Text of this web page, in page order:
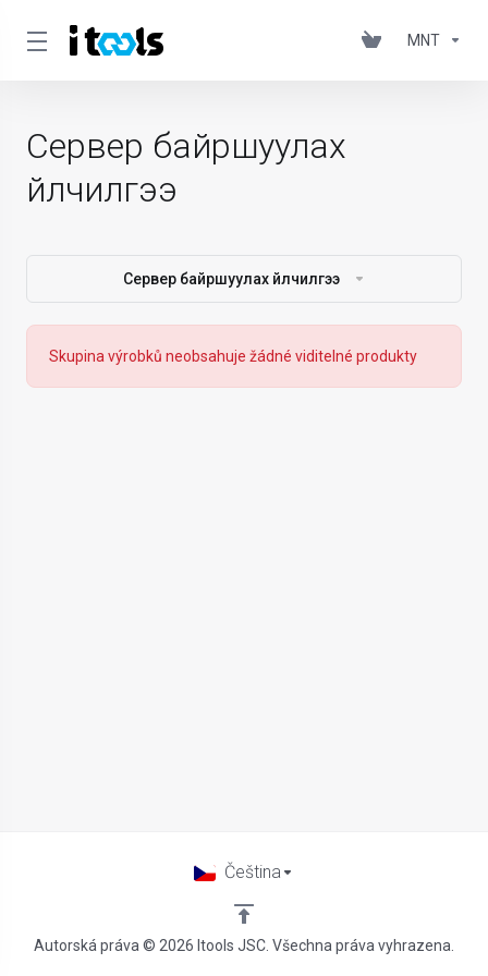
MNT
Сервер байршуулах
үйлчилгээ
Сервер байршуулах үйлчилгээ
Skupina výrobků neobsahuje žádné viditelné produkty
Autorská práva © 2026 Itools JSC. Všechna práva vyhrazena.
Čeština